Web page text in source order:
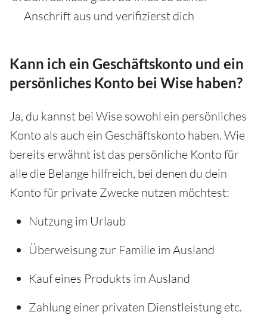
Anschrift aus und verifizierst dich
Kann ich ein Geschäftskonto und ein
persönliches Konto bei Wise haben?
Ja, du kannst bei Wise sowohl ein persönliches
Konto als auch ein Geschäftskonto haben. Wie
bereits erwähnt ist das persönliche Konto für
alle die Belange hilfreich, bei denen du dein
Konto für private Zwecke nutzen möchtest:
Nutzung im Urlaub
Überweisung zur Familie im Ausland
Kauf eines Produkts im Ausland
Zahlung einer privaten Dienstleistung etc.